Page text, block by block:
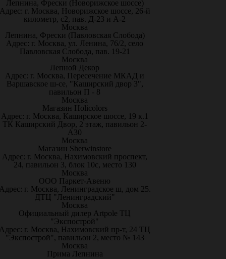
Лепнина, Фрески (Новорижское шоссе)
г. Москва, Новорижское шоссе, 26-й
километр, с2, пав. Д-23 и А-2
Москва
Лепнина, Фрески (Павловская Слобода)
Адрес: г. Москва, ул. Ленина, 76/2, село
Павловская Слобода, пав. 19-21
Москва
Лепной Декор
Адрес: г. Москва, Пересечение МКАД и
Варшавское ш-се, "Каширский двор 3",
павильон П - 8
Москва
Магазин Holicolors
Адрес: г. Москва, Каширское шоссе, 19 к.1
ТК Каширский Двор, 2 этаж, павильон 2-
А30
Москва
Магазин Sherwinstore
Адрес: г. Москва, Нахимовский проспект,
24, павильон 3, блок 10с, место 130
Москва
ООО Паркет-Авeню
г. Москва, Ленинградское ш, дом 25.
ДТЦ "Ленинградский"
Москва
Официальный дилер Artpole ТЦ
"Экспострой"
г. Москва, Нахимовский пр-т, 24 ТЦ
"Экспострой", павильон 2, место № 143
Москва
Прима Лепнина